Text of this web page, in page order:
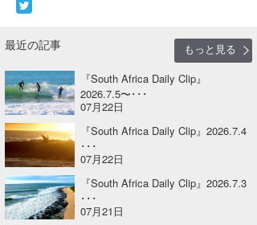
最近の記事
もっと見る
『South Africa Daily Clip』
2026.7.5〜･･･
07月22日
『South Africa Daily Clip』2026.7.4
･･･
07月22日
『South Africa Daily Clip』2026.7.3
･･･
07月21日
Naoya Kimoto
mitsuteru Kamio
Yasunari Inoue
Yoshiyuki Obata
arukasvision
DELTA FORCE SURF
SURFMEDIA
Colors MAGAZINE
WAVAL
波伝説アンバサダー/プロライダー
福島寿実子
中浦“JET”章
嵯峨明日香
進士剛光
波伝説スタッフ
☆加藤
+☆maki☆+
Aichan
波伝説